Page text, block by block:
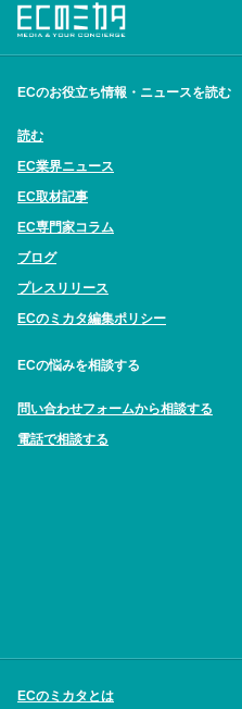
ECのお役立ち情報・ニュースを読む
読む
EC業界ニュース
EC取材記事
EC専門家コラム
ブログ
プレスリリース
ECのミカタ編集ポリシー
ECの悩みを相談する
問い合わせフォームから相談する
電話で相談する
ECのミカタとは